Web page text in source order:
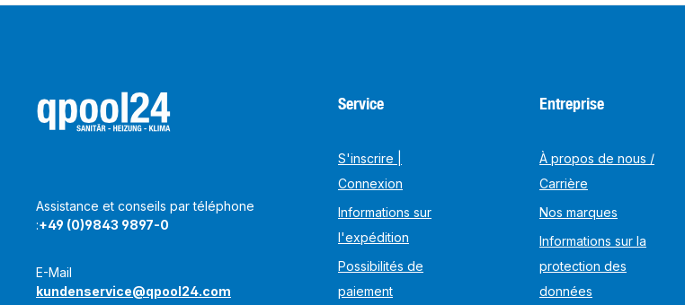
Assistance et conseils par téléphone
:+49 (0)9843 9897-0
E-Mail
kundenservice@qpool24.com
Service
S'inscrire |
Connexion
Informations sur
l'expédition
Possibilités de
paiement
Entreprise
À propos de nous /
Carrière
Nos marques
Informations sur la
protection des
données